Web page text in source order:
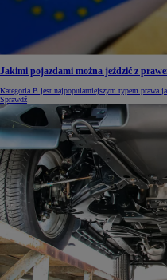
Jakimi pojazdami można jeździć z
Kategoria B jest najpopularniejszym typem prawa
Sprawdź